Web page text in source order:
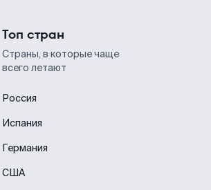
Топ стран
Страны, в которые чаще
всего летают
Россия
Испания
Германия
США